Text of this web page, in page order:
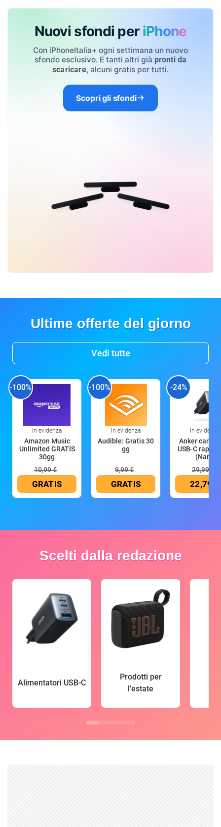
Nuovi sfondi per iPhone
Con iPhoneItalia+ ogni settimana un nuovo
sfondo esclusivo. E tanti altri già pronti da
scaricare, alcuni gratis per tutti.
Scopri gli sfondi
Ultime offerte del giorno
Vedi tutte
-100%
In evidenza
Amazon Music
Unlimited GRATIS
30gg
10,99 €
GRATIS
-100%
In evidenza
Audible: Gratis 30
gg
9,99 €
GRATIS
-24%
In evidenza
Anker
USB-C rapido
(Nano
29,99 €
22,79 €
Scelti dalla redazione
Alimentatori USB-C
Prodotti per
l'estate